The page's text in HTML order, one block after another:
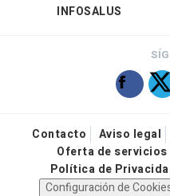
INFOSALUS
Contacto Aviso legal
Oferta de servicios
Política de
Configuración de